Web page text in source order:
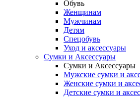
Обувь
Женщинам
Мужчинам
Детям
Спецобувь
Уход и аксессуары
Сумки и Аксессуары
Сумки и Аксессуары
Мужские сумки и
Женские сумки и
Детские сумки и